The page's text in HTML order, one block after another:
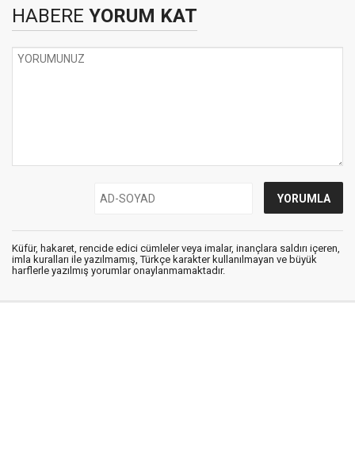
HABERE YORUM KAT
Küfür, hakaret, rencide edici cümleler veya imalar, inançlara saldırı içeren,
imla kuralları ile yazılmamış, Türkçe karakter kullanılmayan ve büyük
harflerle yazılmış yorumlar onaylanmamaktadır.